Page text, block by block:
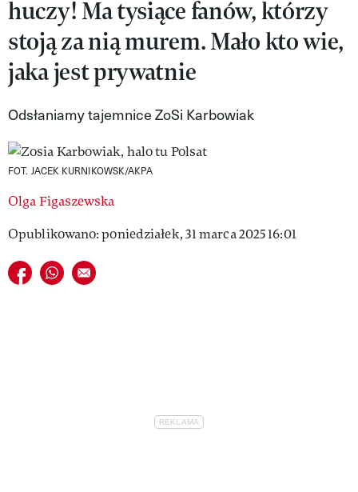
VIVA!MODA
VIVA!LIFESTYLE
VIVA!MAN
VIVA!PEOPLE POWER
VIVA!ITAKA
MAGAZYN VIVA!
huczy! Ma tysiące fanów, którzy
stoją za nią murem. Mało kto wie,
jaka jest prywatnie
Odsłaniamy tajemnice ZoSi Karbowiak
FOT. JACEK KURNIKOWSK/AKPA
Olga Figaszewska
Opublikowano: poniedziałek, 31 marca 2025 16:01
Udostępnij na facebook
Udostępnij na whatsapp
E-mail do przyjaciela